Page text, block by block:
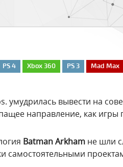
PS 4 Xbox 360 PS 3 Mad Max
умудрилась вывести на
направление, как
Batman Arkham не шли
самостоятельными